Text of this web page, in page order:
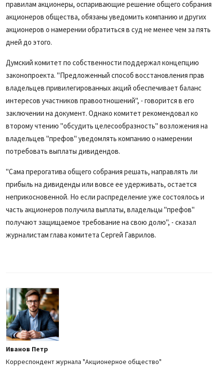
правилам акционеры, оспаривающие решение общего собрания
акционеров общества, обязаны уведомить компанию и других
акционеров о намерении обратиться в суд не менее чем за пять
дней до этого.
Думский комитет по собственности поддержал концепцию
законопроекта. "Предложенный способ восстановления прав
владельцев привилегированных акций обеспечивает баланс
интересов участников правоотношений", - говорится в его
заключении на документ. Однако комитет рекомендовал ко
второму чтению "обсудить целесообразность" возложения на
владельцев "префов" уведомлять компанию о намерении
потребовать выплаты дивидендов.
"Сама прерогатива общего собрания решать, направлять ли
прибыль на дивиденды или вовсе ее удерживать, остается
неприкосновенной. Но если распределение уже состоялось и
часть акционеров получила выплаты, владельцы "префов"
получают защищаемое требование на свою долю", - сказал
журналистам глава комитета Сергей Гаврилов.
Иванов Петр
Корреспондент журнала "Акционерное общество"